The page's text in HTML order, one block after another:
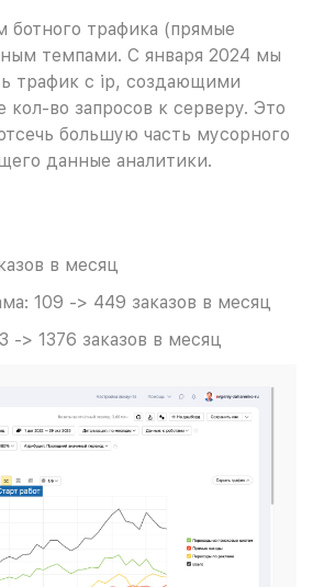
ботного трафика (прямые
темпами. С января 2024 мы
трафик с ip, создающими
кол-во запросов к серверу. Это
большую часть мусорного
данные аналитики.
в месяц
109 -> 449 заказов в месяц
-> 1376 заказов в месяц